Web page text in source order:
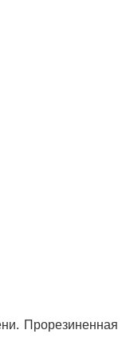
Прорезиненная